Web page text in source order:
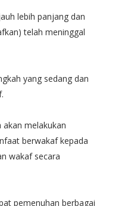
lebih panjang dan
telah meninggal
yang sedang dan
akan melakukan
berwakaf kepada
wakaf secara
pemenuhan berbagai